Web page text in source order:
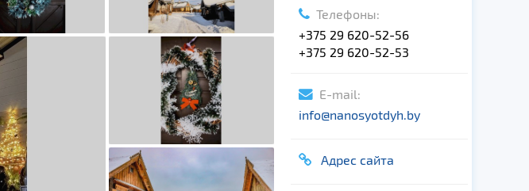
Телефоны:
+375 29 620-52-56
+375 29 620-52-53
E-mail:
info@nanosyotdyh.by
Адрес сайта